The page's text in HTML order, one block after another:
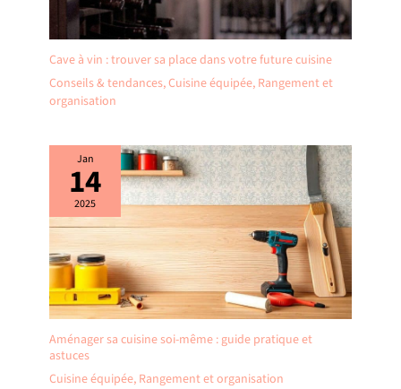
Cave à vin : trouver sa place dans votre future cuisine
Conseils & tendances,Cuisine équipée, Rangement et
organisation
Jan
14
2025
Aménager sa cuisine soi-même : guide pratique et
astuces
Cuisine équipée, Rangement et organisation